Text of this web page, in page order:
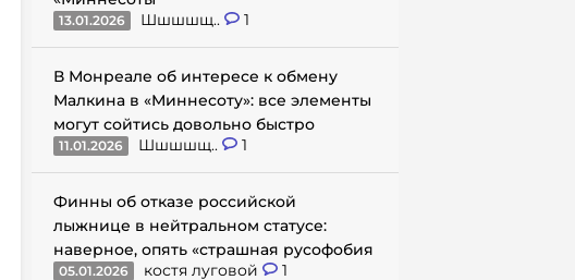
13.01.2026 Шшшшщ.. 1
В Монреале об интересе к обмену
Малкина в «Миннесоту»: все элементы
могут сойтись довольно быстро
11.01.2026 Шшшшщ.. 1
Финны об отказе российской
лыжнице в нейтральном статусе:
наверное, опять «страшная русофобия
05.01.2026 костя луговой 1